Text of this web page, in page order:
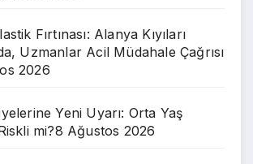
Fırtınası: Alanya Kıyıları
Uzmanlar Acil Müdahale Çağrısı
2026
Yeni Uyarı: Orta Yaş
mi?8 Ağustos 2026